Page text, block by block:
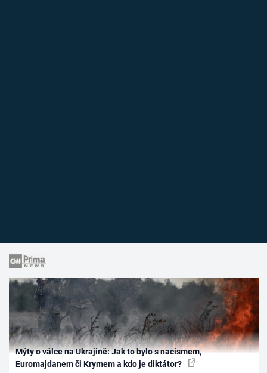
Mýty o válce na Ukrajině: Jak to bylo s nacismem,
Euromajdanem či Krymem a kdo je diktátor?